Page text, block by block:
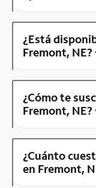
¿Está
Fremont, NE?
¿Cómo te
Fremont, NE?
¿Cuánto
en Fremont,